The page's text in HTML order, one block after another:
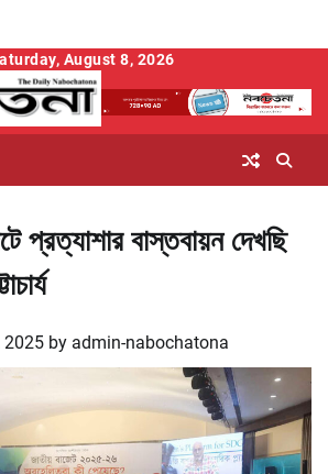
August 8, 2026
প্রত্যাশার বাস্তবায়ন দেখছি
2025 by admin-nabochatona